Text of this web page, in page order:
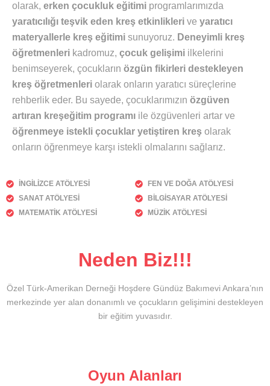
olarak, erken çocukluk eğitimi programlarımızda
yaratıcılığı teşvik eden kreş etkinlikleri ve yaratıcı
materyallerle kreş eğitimi sunuyoruz. Deneyimli kreş
öğretmenleri kadromuz, çocuk gelişimi ilkelerini
benimseyerek, çocukların özgün fikirleri destekleyen
kreş öğretmenleri olarak onların yaratıcı süreçlerine
rehberlik eder. Bu sayede, çocuklarımızın özgüven
artıran kreşeğitim programı ile özgüvenleri artar ve
öğrenmeye istekli çocuklar yetiştiren kreş olarak
onların öğrenmeye karşı istekli olmalarını sağlarız.
İNGİLİZCE ATÖLYESİ
SANAT ATÖLYESİ
MATEMATİK ATÖLYESİ
FEN VE DOĞA ATÖLYESİ
BİLGİSAYAR ATÖLYESİ
MÜZİK ATÖLYESİ
Neden Biz!!!
Özel Türk-Amerikan Derneği Hoşdere Gündüz Bakımevi Ankara’nın
merkezinde yer alan donanımlı ve çocukların gelişimini destekleyen
bir eğitim yuvasıdır.
Oyun Alanları